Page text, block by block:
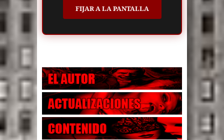
FIJAR A LA PANTALLA